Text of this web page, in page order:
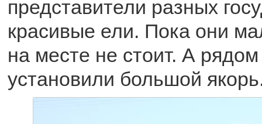
представители разных
красивые ели. Пока они
на месте не стоит. А
установили большой